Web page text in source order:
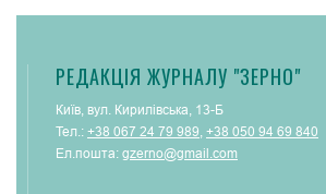
РЕДАКЦІЯ ЖУРНАЛУ "ЗЕРНО"
Київ, вул. Кирилівська, 13-Б
Тел.: +38 067 24 79 989 +38 050 94 69 840
Ел.пошта: gzerno@gmail.com